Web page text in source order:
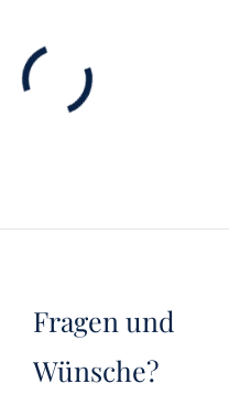
Fragen und
Wünsche?